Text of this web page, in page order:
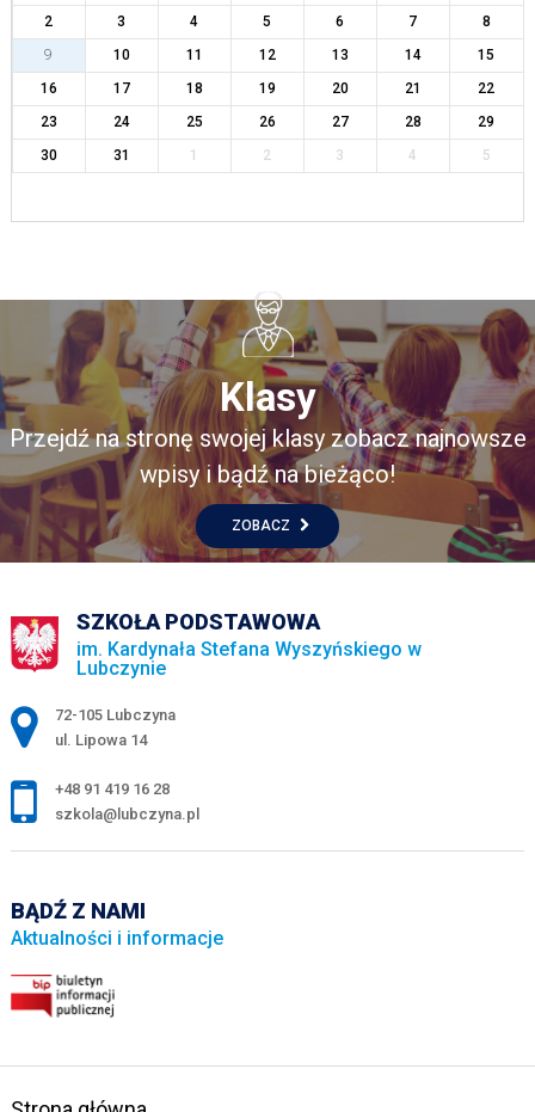
2
3 4 5 6 7
8
9
10 11 12 13 14
15
16
17 18 19 20 21
22
23
24 25 26 27 28
29
30
31 1 2 3 4 5
Klasy
Przejdź na stronę swojej klasy zobacz najnowsze
wpisy i bądź na bieżąco!
ZOBACZ
SZKOŁA PODSTAWOWA
im. Kardynała Stefana Wyszyńskiego w
Lubczynie
Adres pocztowy:
72-105 Lubczyna
ul. Lipowa 14
+48 91 419 16 28
szkola@lubczyna.pl
BĄDŹ Z NAMI
Aktualności i informacje